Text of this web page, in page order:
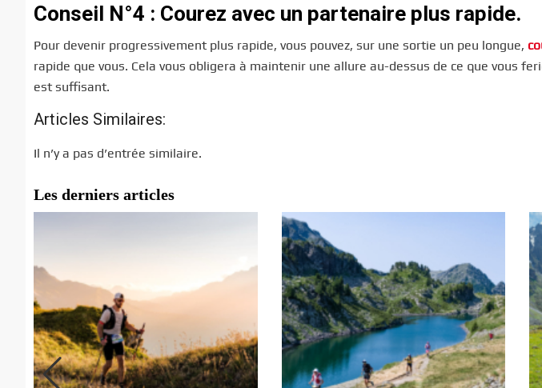
Conseil N°4 : Courez avec un partenaire plus rapide.
Pour devenir progressivement plus rapide, vous pouvez, sur une sortie un peu longue,
rapide que vous. Cela vous obligera à maintenir une allure au-dessus de ce que vous
est suffisant.
Articles Similaires:
Il n’y a pas d’entrée similaire.
Les derniers articles